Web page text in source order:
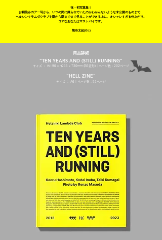
祝・初写真集！
お馴染みのアー写から、いつの間に撮られていたのかわかんないような未公開のものまで、
ヘルシンキラムダクラブを隅から隅までまで見ることができる上に、オシャレすぎる仕上がり。
コアなあなたはマストバイです。
熊谷太起(Gt.)​
商品詳細
“TEN YEARS AND (STILL) RUNNING”
サイズ ： W190 x H235 x T20mm (B5変形) | ページ数：202ページ
“HELL ZINE”
サイズ ： A6 | ページ数：52ページ